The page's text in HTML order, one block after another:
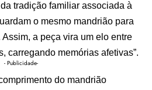
tradição familiar associada à
o mesmo mandrião para
a peça vira um elo entre
carregando memórias afetivas”.
- Publicidade-
do mandrião